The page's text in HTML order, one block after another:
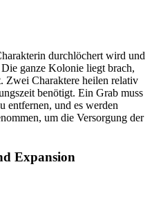
durchlöchert wird und
ganze Kolonie liegt brach,
Zwei Charaktere heilen relativ
benötigt. Ein Grab muss
entfernen, und es werden
um die Versorgung der
Expansion